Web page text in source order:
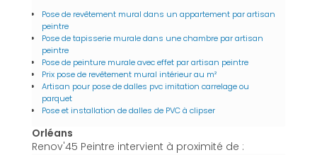
Pose de revêtement mural dans un appartement par artisan
peintre
Pose de tapisserie murale dans une chambre par artisan
peintre
Pose de peinture murale avec effet par artisan peintre
Prix pose de revêtement mural intérieur au m²
Artisan pour pose de dalles pvc imitation carrelage ou
parquet
Pose et installation de dalles de PVC à clipser
Orléans
Renov'45 Peintre intervient à proximité de :